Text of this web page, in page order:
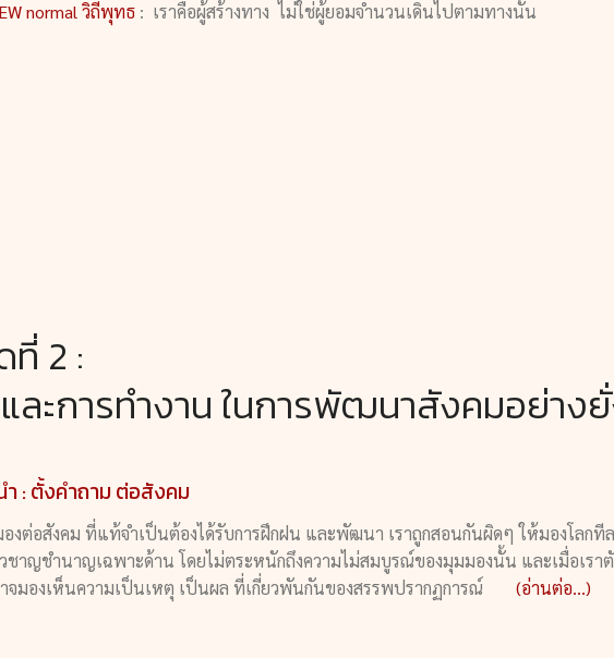
normal วิถีพุทธ : เราคือผู้สร้างทาง ไม่ใช่ผู้ยอมจำนวนเดินไปตามทางนั้น
ที่ 2 :
ละการทำงาน ในการพัฒนาสังคมอย่าง
ำ : ตั้งคำถาม ต่อสังคม
งต่อสังคม ที่แท้จำเป็นต้องได้รับการฝึกฝน และพัฒนา เราถูกสอนกันผิดๆ ให้มองโลกที
ชาญชำนาญเฉพาะด้าน โดยไม่ตระหนักถึงความไม่สมบูรณ์ของมุมมองนั้น และเมื่อเรา
จมองเห็นความเป็นเหตุ เป็นผล ที่เกี่ยวพันกันของสรรพปรากฏการณ์
(อ่านต่อ...)